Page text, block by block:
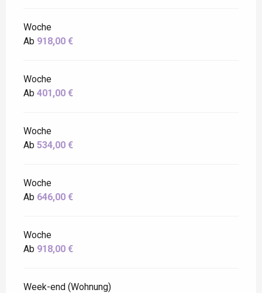
Woche
Ab 918,00 €
Woche
Ab 401,00 €
Woche
Ab 534,00 €
Woche
Ab 646,00 €
Woche
Ab 918,00 €
Week-end (Wohnung)